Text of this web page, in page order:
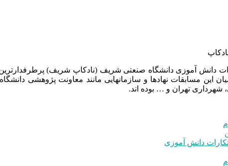
دانش آموزی دانشگاه صنعتی شریف (نادکاپ شریف)
مسابقات نهادها و سازمانهایی مانند معاونت پژوهشی
تهران و … بوده اند.
دانش آموزی